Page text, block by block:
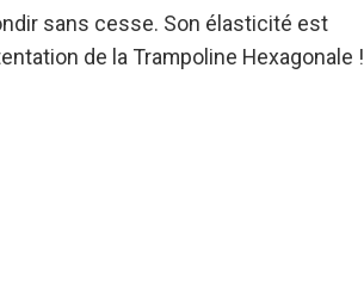
sans cesse. Son élasticité est
de la Trampoline Hexagonale !